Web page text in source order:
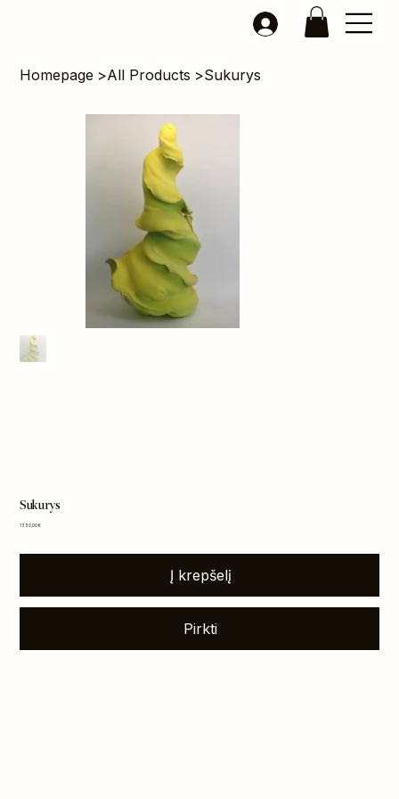
Homepage >All Products >Sukurys
Sukurys
Kaina
1 350,00 €
Į krepšelį
Pirkti